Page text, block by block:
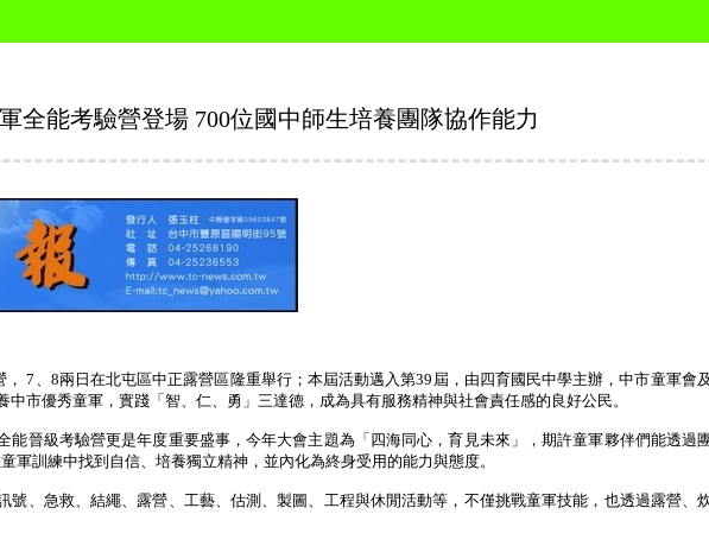
全能考驗營登場 700位國中師生培養團隊協作能力
7 、 8兩日在北屯區中正露營區隆重舉行；本屆活動邁入第39 屆，由四育國民中學主辦，中市童軍會
市優秀童軍，實踐「智、仁、勇」三達德，成為具有服務精神與社會責任感的良好公民。
晉級考驗營更是年度重要盛事，今年大會主題為「四海同心，育見未來」，期許童軍夥伴們能透過
訓練中找到自信、培養獨立精神，並內化為終身受用的能力與態度。
、急救、結繩、露營、工藝、估測、製圖、工程與休閒活動等，不僅挑戰童軍技能，也透過露營、